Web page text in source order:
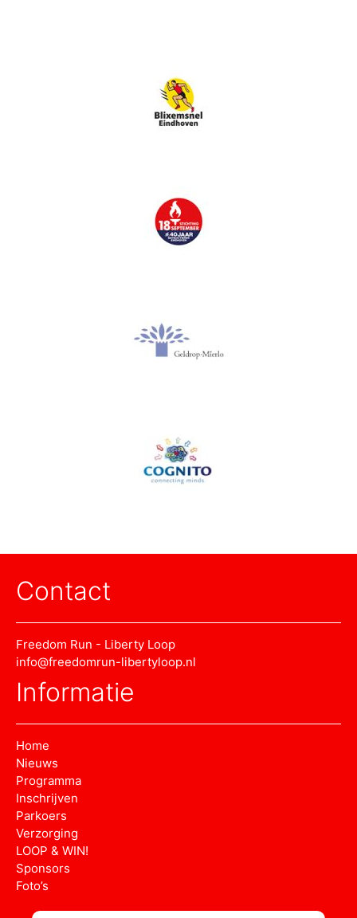
Contact
Freedom Run - Liberty Loop
info@freedomrun-libertyloop.nl
Informatie
Home
Nieuws
Programma
Inschrijven
Parkoers
Verzorging
LOOP & WIN!
Sponsors
Foto’s